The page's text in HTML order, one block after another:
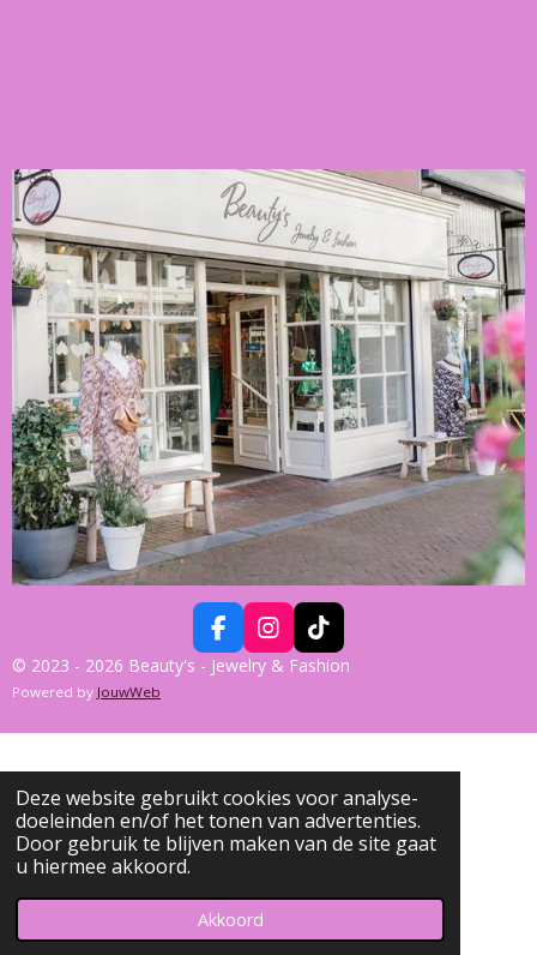
Deze website gebruikt cookies voor analyse-
doeleinden en/of het tonen van advertenties.
Door gebruik te blijven maken van de site gaat
u hiermee akkoord.
Akkoord
F
A
B
O
K
I
N
A
R
A
M
T
I
O
© 2023 - 2026 Beauty's - Jewelry & Fashion
Powered by JouwWeb